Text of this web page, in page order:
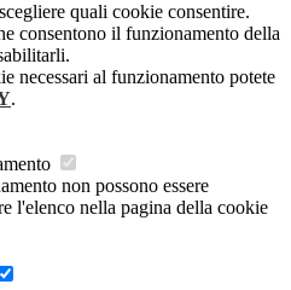
quali cookie consentire.
consentono il funzionamento della
necessari al funzionamento potete
.
non possono essere
l'elenco nella pagina della cookie